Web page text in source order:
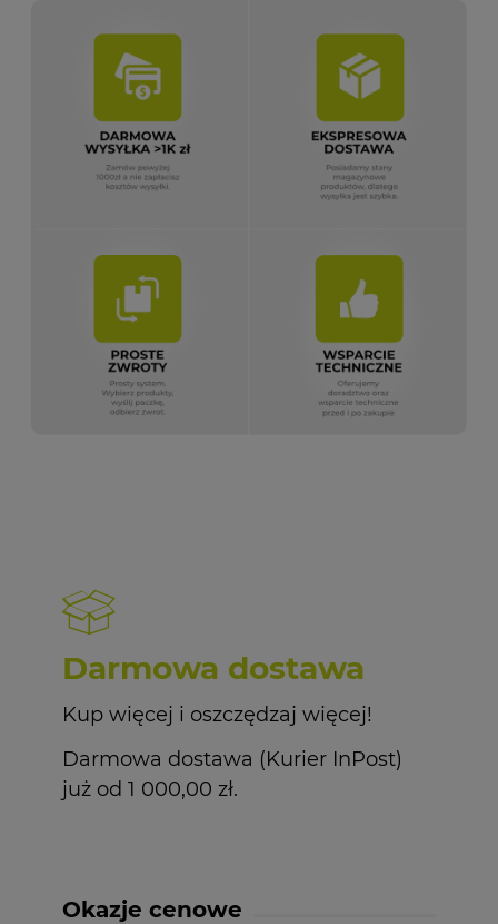
Darmowa dostawa
Kup więcej i oszczędzaj więcej!
Darmowa dostawa (Kurier InPost)
już od 1 000,00 zł.
Okazje cenowe